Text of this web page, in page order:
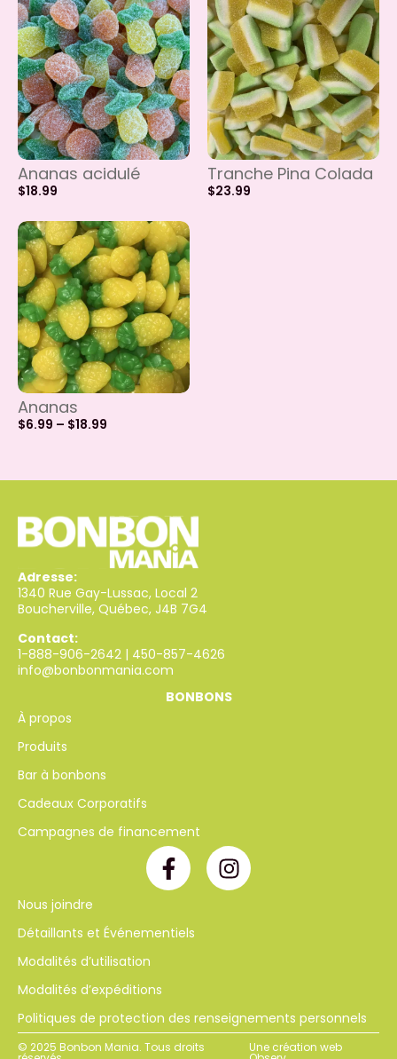
Ananas acidulé
$18.99
Tranche Pina Colada
$23.99
Ananas
$6.99 – $18.99
Adresse:
1340 Rue Gay-Lussac, Local 2
Boucherville, Québec, J4B 7G4
Contact:
1-888-906-2642 | 450-857-4626
info@bonbonmania.com
BONBONS
À propos
Produits
Bar à bonbons
Cadeaux Corporatifs
Campagnes de financement
Nous joindre
Détaillants et Événementiels
Modalités d’utilisation
Modalités d’expéditions
Politiques de protection des renseignements personnels
© 2025 Bonbon Mania. Tous droits Une création web